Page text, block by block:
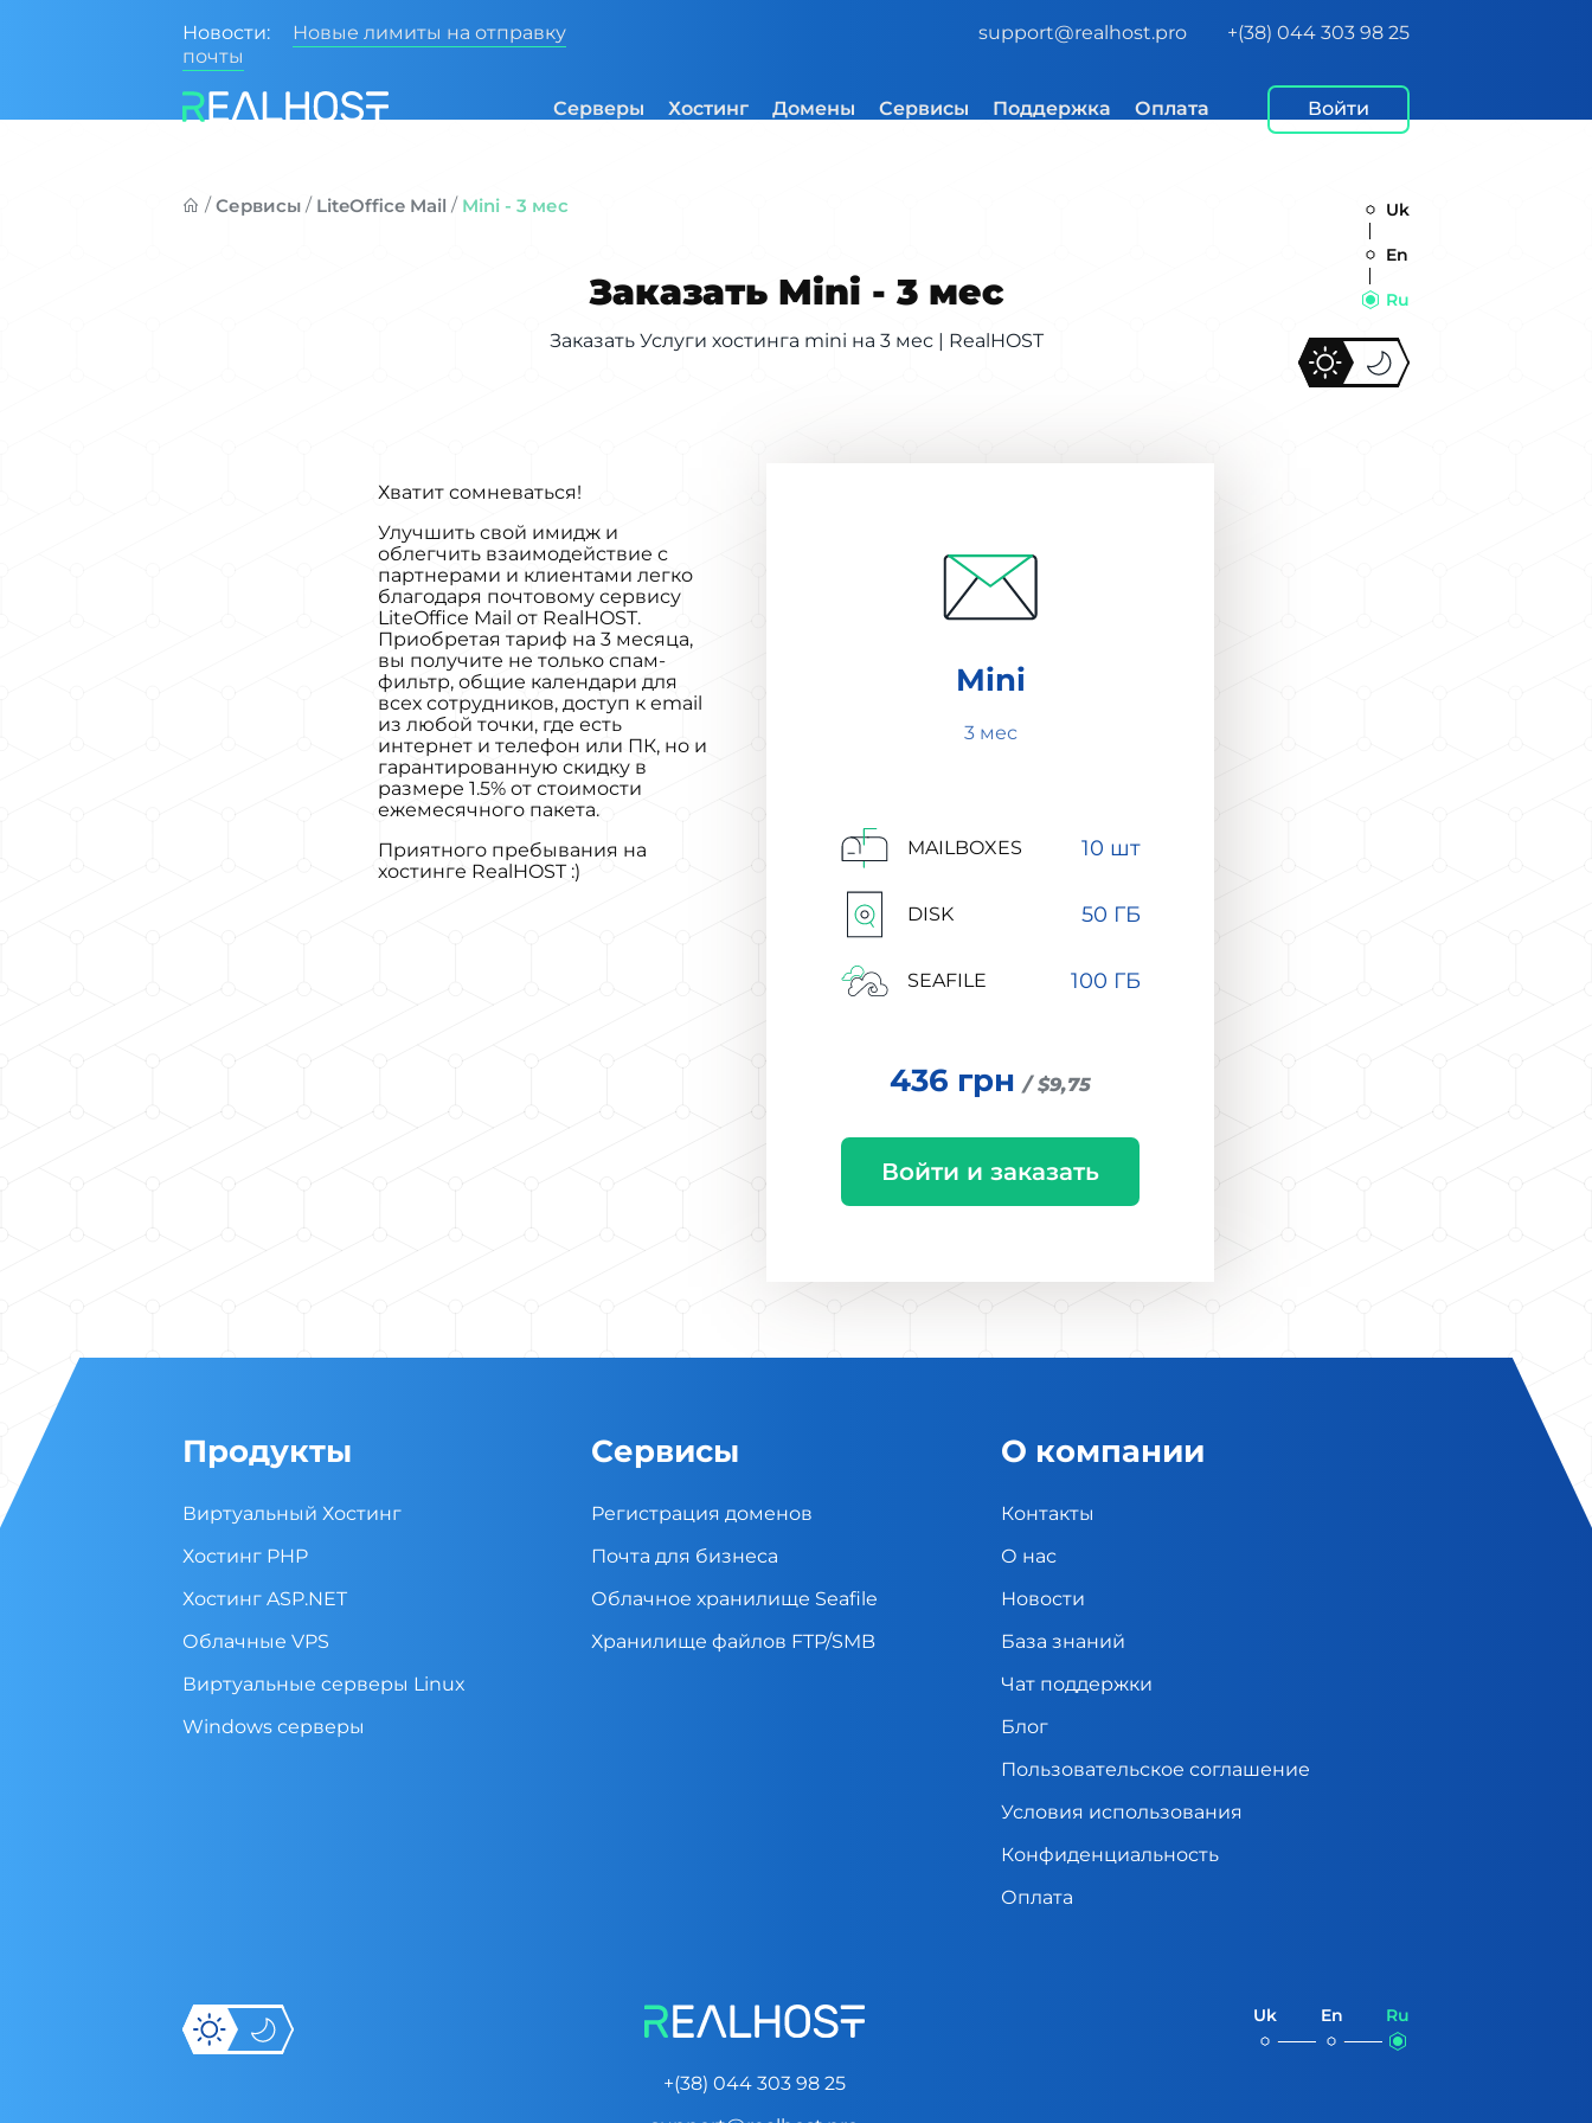
Новости:
Новые лимиты на отправку
почты
support@realhost.pro +(38) 044 303 98 25
Серверы Хостинг Домены Сервисы Поддержка Оплата Войти
/ Сервисы / LiteOffice Mail / Mini - 3 мес Uk
En
Ru
Заказать Mini - 3 мес
Заказать Услуги хостинга mini на 3 мес | RealHOST
Хватит сомневаться!
Улучшить свой имидж и
облегчить взаимодействие с
партнерами и клиентами легко
благодаря почтовому сервису
LiteOffice Mail от RealHOST.
Приобретая тариф на 3 месяца,
вы получите не только спам-
фильтр, общие календари для
всех сотрудников, доступ к email
из любой точки, где есть
интернет и телефон или ПК, но и
гарантированную скидку в
размере 1.5% от стоимости
ежемесячного пакета.
Приятного пребывания на
хостинге RealHOST :)
Mini
3 мес
MAILBOXES 10 шт
DISK 50 ГБ
SEAFILE 100 ГБ
436 грн / $9,75
Войти и заказать
Продукты
Виртуальный Хостинг
Хостинг PHP
Хостинг ASP.NET
Облачные VPS
Виртуальные cерверы Linux
Windows серверы
Сервисы
Регистрация доменов
Почта для бизнеса
Облачное хранилище Seafile
Хранилище файлов FTP/SMB
О компании
Контакты
О нас
Новости
База знаний
Чат поддержки
Блог
Пользовательское соглашение
Условия использования
Конфиденциальность
Оплата
+(38) 044 303 98 25
Uk En Ru